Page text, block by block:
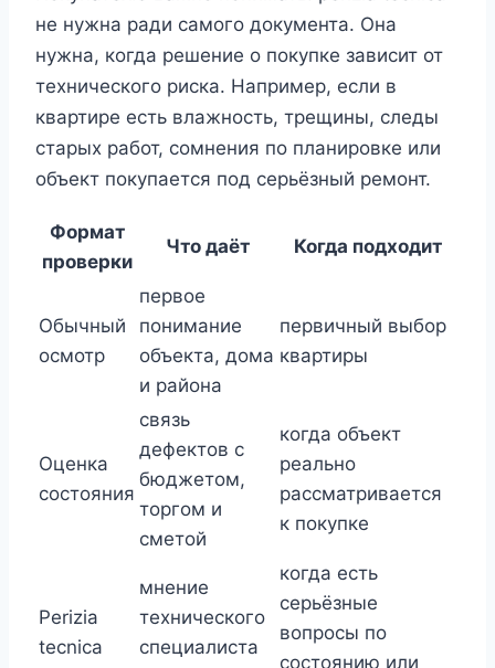
не нужна ради самого документа. Она
нужна, когда решение о покупке зависит от
технического риска. Например, если в
квартире есть влажность, трещины, следы
старых работ, сомнения по планировке или
объект покупается под серьёзный ремонт.
Формат
проверки
Что даёт Когда подходит
Обычный
осмотр
первое
понимание
объекта, дома
и района
первичный выбор
квартиры
Оценка
состояния
связь
дефектов с
бюджетом,
торгом и
сметой
когда объект
реально
рассматривается
к покупке
Perizia
tecnica
мнение
технического
специалиста
когда есть
серьёзные
вопросы по
состоянию или